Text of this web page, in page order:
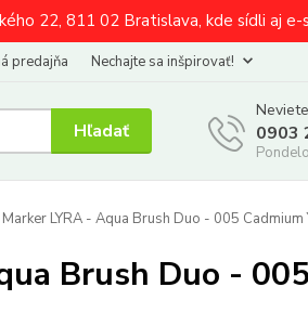
22, 811 02 Bratislava, kde sídli aj
predajňa Nechajte sa inšpirovať!
Hľadať 0903
Marker LYRA - Aqua Brush Duo - 005
Brush Duo -